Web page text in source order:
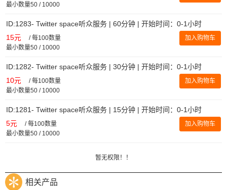
最小数量50 / 10000
ID:1283- Twitter space听众服务 | 60分钟 | 开始时间：0-1小时
15元 /每100数量
最小数量50 / 10000
加入购物车
ID:1282- Twitter space听众服务 | 30分钟 | 开始时间：0-1小时
10元 /每100数量
最小数量50 / 10000
加入购物车
ID:1281- Twitter space听众服务 | 15分钟 | 开始时间：0-1小时
5元 /每100数量
最小数量50 / 10000
加入购物车
暂无权限！！
相关产品